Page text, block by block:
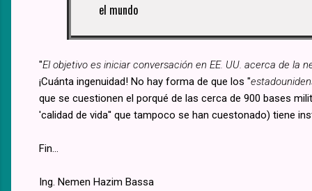
el mundo
"El objetivo es iniciar conversación en EE. UU. acerca de la
¡Cuánta ingenuidad! No hay forma de que los "
que se cuestionen el porqué de las cerca de 900 bases
'calidad de vida'' que tampoco se han cuestonado) tiene
Fin...
Ing. Nemen Hazim Bassa